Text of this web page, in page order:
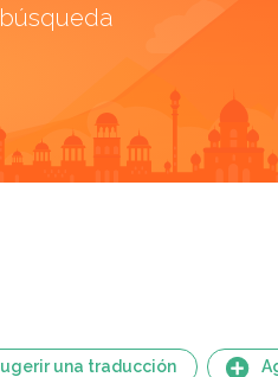
una traducción